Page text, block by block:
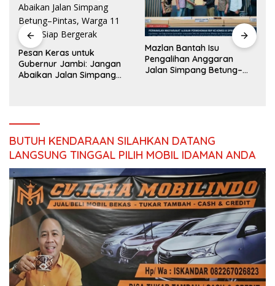
Pesan Keras untuk
Gubernur Jambi: Jangan
Abaikan Jalan Simpang
Mazlan Bantah Isu
Pengalihan Anggaran
Jalan Simpang Betung–
BUTUH KENDARAAN SILAHKAN DATANG
LANGSUNG TINGGAL PILIH MOBIL IDAMAN ANDA